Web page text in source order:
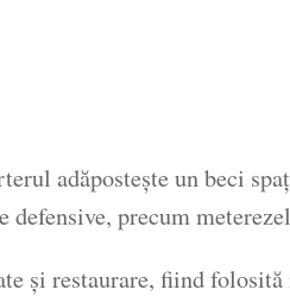
adăpostește un beci
precum
și restaurare, fiind